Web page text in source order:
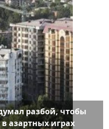
разбой, чтобы
азартных играх